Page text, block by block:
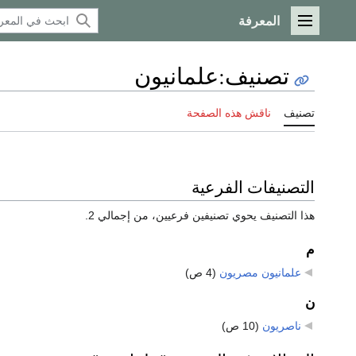
القائمة الرئيسية
المعرفة
تصنيف:علمانيون
تصنيف ناقش هذه الصفحة
التصنيفات الفرعية
هذا التصنيف يحوي تصنيفين فرعيين، من إجمالي 2.
م
علمانيون مصريون (4 ص)
ن
ناصريون (10 ص)